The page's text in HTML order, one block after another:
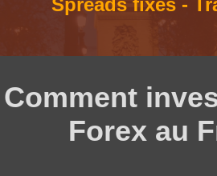
Comment
Forex au